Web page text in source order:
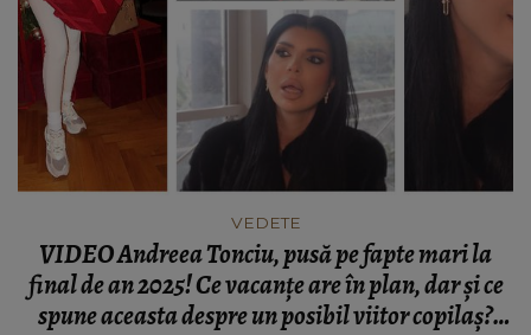
VEDETE
VIDEO Andreea Tonciu, pusă pe fapte mari la
final de an 2025! Ce vacanțe are în plan, dar și ce
spune aceasta despre un posibil viitor copilaș?